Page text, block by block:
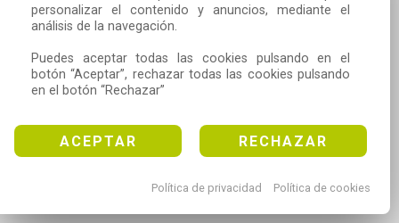
personalizar el contenido y anuncios, mediante el
análisis de la navegación.
Puedes aceptar todas las cookies pulsando en el
botón “Aceptar”, rechazar todas las cookies pulsando
en el botón “Rechazar”
ACEPTAR RECHAZAR
Política de privacidad Política de cookies